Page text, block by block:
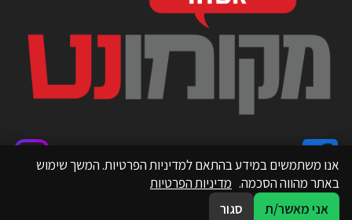
אנו משתמשים במידע בהתאם למדיניות הפרטיות. המשך שימוש
באתר מהווה הסכמה. מדיניות הפרטיות
אני מאשר/ת
סגור